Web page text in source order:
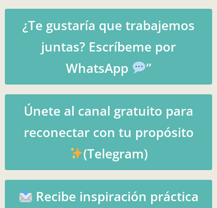
¿Te gustaría que trabajemos
juntas? Escríbeme por
WhatsApp
”
Únete al canal gratuito para
reconectar con tu propósito
(Telegram)
Recibe inspiración práctica